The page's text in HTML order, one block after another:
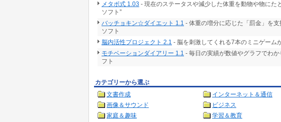
メタボ式 1.03 - 現在のステータスや減少した体重を動物や物にた
ソフト”
バッチョキン☆ダイエット 1.1 - 体重の増分に応じた「罰金」を
ソフト
脳内活性プロジェクト 2.1 - 脳を刺激してくれる7本のミニゲーム
モチベーションダイアリー 1.1 - 毎日の実績が数値やグラフでわ
フト
カテゴリーから選ぶ
文書作成
インターネット＆通信
画像＆サウンド
ビジネス
家庭＆趣味
学習＆教育